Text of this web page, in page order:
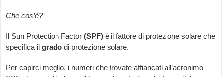
Che cos’è?
Il Sun Protection Factor(SPF) è il fattore di protezione solare che
specifica ilgrado di protezione solare.
Per capirci meglio, i numeri che trovate affiancati all’acronimo